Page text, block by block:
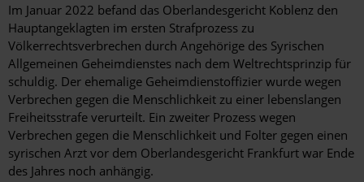
Im Januar 2022 befand das Oberlandesgericht Koblenz den
Hauptangeklagten im ersten Strafprozess zu
Völkerrechtsverbrechen durch Angehörige des Syrischen
Allgemeinen Geheimdienstes nach dem Weltrechtsprinzip für
schuldig. Der ehemalige Geheimdienstoffizier wurde wegen
Verbrechen gegen die Menschlichkeit zu einer lebenslangen
Freiheitsstrafe verurteilt. Ein zweiter Prozess wegen
Verbrechen gegen die Menschlichkeit und Folter gegen einen
syrischen Arzt vor dem Oberlandesgericht Frankfurt war Ende
des Jahres noch anhängig.